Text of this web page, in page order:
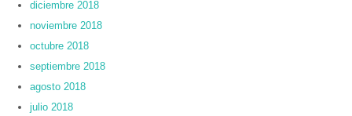
diciembre 2018
noviembre 2018
octubre 2018
septiembre 2018
agosto 2018
julio 2018